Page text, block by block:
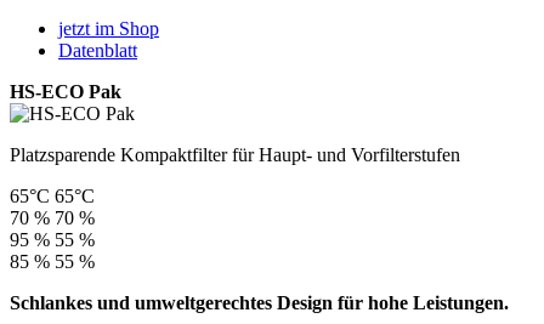
jetzt im Shop
Datenblatt
HS-ECO Pak
Platzsparende Kompaktfilter für Haupt- und Vorfilterstufen
65°C 65°C
70 % 70 %
95 % 55 %
85 % 55 %
Schlankes und umweltgerechtes Design für hohe Leistungen.